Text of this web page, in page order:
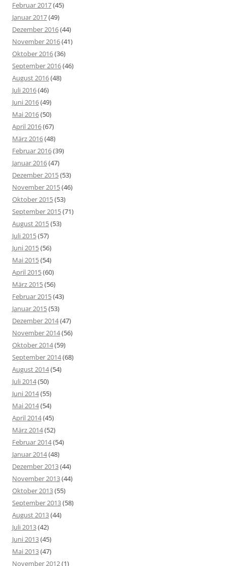
Februar 2017(45)
Januar 2017(49)
Dezember 2016(44)
November 2016(41)
Oktober 2016(36)
September 2016(46)
August 2016(48)
Juli 2016(46)
Juni 2016(49)
Mai 2016(50)
April 2016(67)
März 2016(48)
Februar 2016(39)
Januar 2016(47)
Dezember 2015(53)
November 2015(46)
Oktober 2015(53)
September 2015(71)
August 2015(53)
Juli 2015(57)
Juni 2015(56)
Mai 2015(54)
April 2015(60)
März 2015(56)
Februar 2015(43)
Januar 2015(53)
Dezember 2014(47)
November 2014(56)
Oktober 2014(59)
September 2014(68)
August 2014(54)
Juli 2014(50)
Juni 2014(55)
Mai 2014(54)
April 2014(45)
März 2014(52)
Februar 2014(54)
Januar 2014(48)
Dezember 2013(44)
November 2013(44)
Oktober 2013(55)
September 2013(58)
August 2013(44)
Juli 2013(42)
Juni 2013(45)
Mai 2013(47)
November 2012(1)